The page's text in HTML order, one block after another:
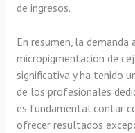
de ingresos.
En resumen, la
micropigmentación de
significativa y ha tenido
de los profesionales
es fundamental contar
ofrecer resultados